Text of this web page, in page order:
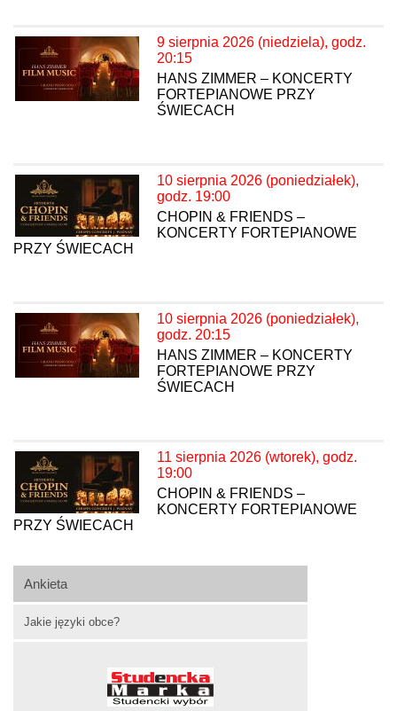
Ankieta
Jakie języki obce?
9 sierpnia 2026 (niedziela), godz.
20:15
HANS ZIMMER – KONCERTY
FORTEPIANOWE PRZY
ŚWIECACH
10 sierpnia 2026 (poniedziałek),
godz. 19:00
CHOPIN & FRIENDS –
KONCERTY FORTEPIANOWE
PRZY ŚWIECACH
10 sierpnia 2026 (poniedziałek),
godz. 20:15
HANS ZIMMER – KONCERTY
FORTEPIANOWE PRZY
ŚWIECACH
11 sierpnia 2026 (wtorek), godz.
19:00
CHOPIN & FRIENDS –
KONCERTY FORTEPIANOWE
PRZY ŚWIECACH